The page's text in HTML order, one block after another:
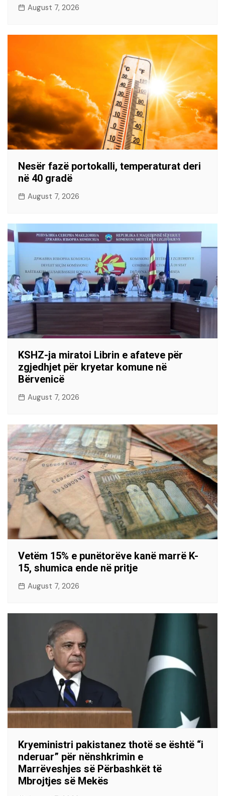
August 7, 2026
Nesër fazë portokalli, temperaturat deri
në 40 gradë
August 7, 2026
KSHZ-ja miratoi Librin e afateve për
zgjedhjet për kryetar komune në
Bërvenicë
August 7, 2026
Vetëm 15% e punëtorëve kanë marrë K-
15, shumica ende në pritje
August 7, 2026
Kryeministri pakistanez thotë se është “i
nderuar” për nënshkrimin e
Marrëveshjes së Përbashkët të
Mbrojtjes së Mekës